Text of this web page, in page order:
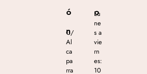
ó
n
C/
Al
ca
pa
rra
o
Lu
ne
s a
vie
rn
es:
10